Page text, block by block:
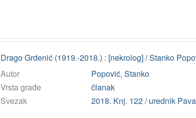
Drago Grdenić (1919.-2018.) : [nekrolog] / Stanko
Autor
Popović, Stanko
Vrsta građe
članak
Svezak
2018. Knj. 122 / urednik